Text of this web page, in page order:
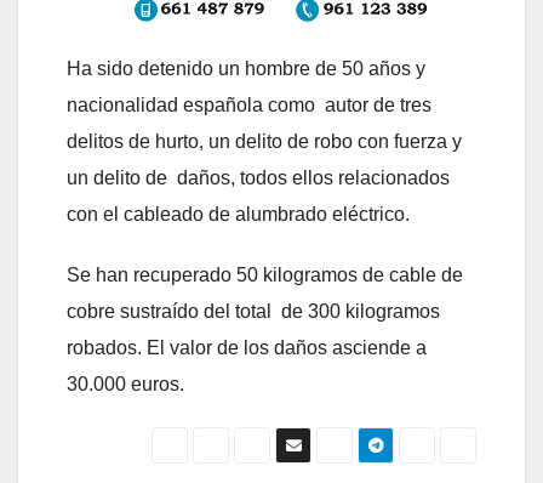
Ha sido detenido un hombre de 50 años y
nacionalidad española como autor de tres
delitos de hurto, un delito de robo con fuerza y
un delito de daños, todos ellos relacionados
con el cableado de alumbrado eléctrico.
Se han recuperado 50 kilogramos de cable de
cobre sustraído del total de 300 kilogramos
robados. El valor de los daños asciende a
30.000 euros.